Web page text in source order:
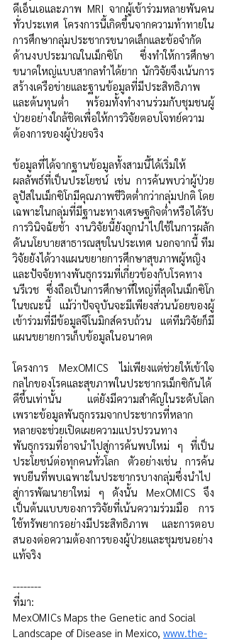
ดีเอ็นเอและภาพ MRI จากผู้เข้าร่วมหลายพันคน
ทั่วประเทศ โครงการนี้เกิดขึ้นจากความท้าทายใน
การศึกษากลุ่มประชากรขนาดเล็กและข้อจำกัด
ด้านงบประมาณในเม็กซิโก ซึ่งทำให้การศึกษา
ขนาดใหญ่แบบสากลทำได้ยาก นักวิจัยจึงเน้นการ
สร้างเครือข่ายและฐานข้อมูลที่มีประสิทธิภาพ
และต้นทุนต่ำ พร้อมทั้งทำงานร่วมกับชุมชนผู้
ป่วยอย่างใกล้ชิดเพื่อให้การวิจัยตอบโจทย์ความ
ต้องการของผู้ป่วยจริง
ข้อมูลที่ได้จากฐานข้อมูลทั้งสามนี้ได้เริ่มให้
ผลลัพธ์ที่เป็นประโยชน์ เช่น การค้นพบว่าผู้ป่วย
ลูปัสในเม็กซิโกมีคุณภาพชีวิตต่ำกว่ากลุ่มปกติ โดย
เฉพาะในกลุ่มที่มีฐานะทางเศรษฐกิจต่ำหรือได้รับ
การวินิจฉัยช้า งานวิจัยนี้ยังถูกนำไปใช้ในการผลัก
ดันนโยบายสาธารณสุขในประเทศ นอกจากนี้ ทีม
วิจัยยังได้วางแผนขยายการศึกษาสุขภาพผู้หญิง
และปัจจัยทางพันธุกรรมที่เกี่ยวข้องกับโรคทาง
นรีเวช ซึ่งถือเป็นการศึกษาที่ใหญ่ที่สุดในเม็กซิโก
ในขณะนี้ แม้ว่าปัจจุบันจะมีเพียงส่วนน้อยของผู้
เข้าร่วมที่มีข้อมูลจีโนมิกส์ครบถ้วน แต่ทีมวิจัยก็มี
แผนขยายการเก็บข้อมูลในอนาคต
โครงการ MexOMICS ไม่เพียงแต่ช่วยให้เข้าใจ
กลไกของโรคและสุขภาพในประชากรเม็กซิกันได้
ดีขึ้นเท่านั้น แต่ยังมีความสำคัญในระดับโลก
เพราะข้อมูลพันธุกรรมจากประชากรที่หลาก
หลายจะช่วยเปิดเผยความแปรปรวนทาง
พันธุกรรมที่อาจนำไปสู่การค้นพบใหม่ ๆ ที่เป็น
ประโยชน์ต่อทุกคนทั่วโลก ตัวอย่างเช่น การค้น
พบยีนที่พบเฉพาะในประชากรบางกลุ่มซึ่งนำไป
สู่การพัฒนายาใหม่ ๆ ดังนั้น MexOMICS จึง
เป็นต้นแบบของการวิจัยที่เน้นความร่วมมือ การ
ใช้ทรัพยากรอย่างมีประสิทธิภาพ และการตอบ
สนองต่อความต้องการของผู้ป่วยและชุมชนอย่าง
แท้จริง
--------
ที่มา:
MexOMICs Maps the Genetic and Social
Landscape of Disease in Mexico, www.the-